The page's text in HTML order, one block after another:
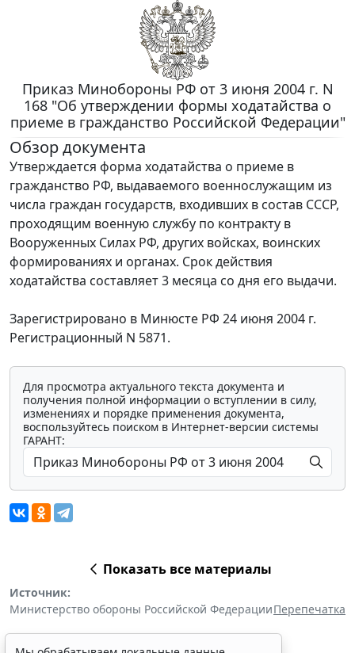
Приказ Минобороны РФ от 3 июня 2004 г. N
168 "Об утверждении формы ходатайства о
приеме в гражданство Российской Федерации"
Обзор документа
Утверждается форма ходатайства о приеме в
гражданство РФ, выдаваемого военнослужащим из
числа граждан государств, входивших в состав СССР,
проходящим военную службу по контракту в
Вооруженных Силах РФ, других войсках, воинских
формированиях и органах. Срок действия
ходатайства составляет 3 месяца со дня его выдачи.
Зарегистрировано в Минюсте РФ 24 июня 2004 г.
Регистрационный N 5871.
Для просмотра актуального текста документа и
получения полной информации о вступлении в силу,
изменениях и порядке применения документа,
воспользуйтесь поиском в Интернет-версии системы
ГАРАНТ:
Показать все материалы
Источник:
Министерство обороны Российской ФедерацииПерепечатка